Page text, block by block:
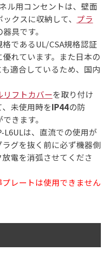
ル用コンセントは、壁面
クスに収納して、 プラ
具です。
であるUL/CSA規格認証
れています。また日本の
適合しているため、国内
リフトカバーを取り付け
未使用時をIP44の防
きます。
L6ULは、直流での使用が
グを抜く前に必ず機器側
電を消弧させてくださ
レートは使用できません